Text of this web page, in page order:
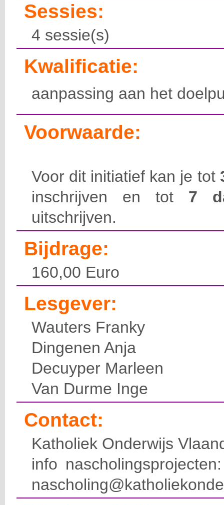
Sessies:
4 sessie(s)
Kwalificatie:
aanpassing aan het
Voorwaarde:
Voor dit initiatief kan je tot
inschrijven en tot 7
uitschrijven.
Bijdrage:
160,00 Euro
Lesgever:
Wauters Franky
Dingenen Anja
Decuyper Marleen
Van Durme Inge
Contact:
Katholiek Onderwijs
info